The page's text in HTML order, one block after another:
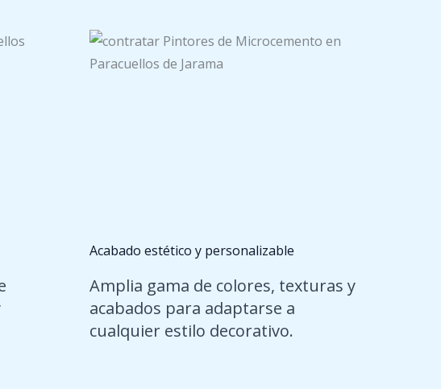
Acabado estético y personalizable
Amplia gama de colores, texturas y
acabados para adaptarse a
cualquier estilo decorativo.